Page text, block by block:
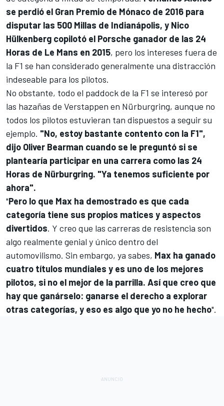
se perdió el Gran Premio de Mónaco de 2016 para
disputar las 500 Millas de Indianápolis, y Nico
Hülkenberg copilotó el Porsche ganador de las 24
Horas de Le Mans en 2015, pero los intereses fuera de
la F1 se han considerado generalmente una distracción
indeseable para los pilotos.
No obstante, todo el paddock de la F1 se interesó por
las hazañas de Verstappen en Nürburgring, aunque no
todos los pilotos estuvieran tan dispuestos a seguir su
ejemplo. "No, estoy bastante contento con la F1",
dijo Oliver Bearman cuando se le preguntó si se
plantearía participar en una carrera como las 24
Horas de Nürburgring. "Ya tenemos suficiente por
ahora".
"Pero lo que Max ha demostrado es que cada
categoría tiene sus propios matices y aspectos
divertidos. Y creo que las carreras de resistencia son
algo realmente genial y único dentro del
automovilismo. Sin embargo, ya sabes, Max ha ganado
cuatro títulos mundiales y es uno de los mejores
pilotos, si no el mejor de la parrilla. Así que creo que
hay que ganárselo: ganarse el derecho a explorar
otras categorías, y eso es algo que yo no he hecho".